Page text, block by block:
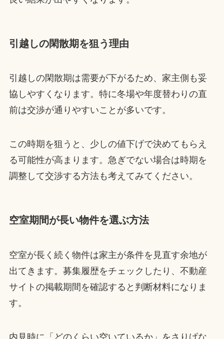
引越しの閑散期を狙う理由
引越しの閑散期は需要が下がるため、家主側も妥
協しやすくなります。特に冬場や年度替わりの直
前は交渉が通りやすいことが多いです。
この時期を狙うと、少しの値下げで決めてもらえ
る可能性が高まります。急ぎでない場合は時期を
調整して交渉する方法も考えてみてください。
空室期間が長い物件を選ぶ方法
空室が長く続く物件は家主が条件を見直す余地が
出てきます。募集履歴をチェックしたり、不動産
サイトの掲載期間を確認すると判断材料になりま
す。
内見時に「どのくらい空いているか」をさりげな